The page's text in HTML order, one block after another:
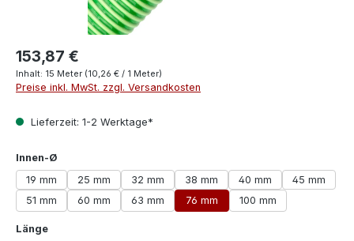
153,87 €
Inhalt: 15 Meter (10,26 € / 1 Meter)
Preise inkl. MwSt. zzgl. Versandkosten
Lieferzeit: 1-2 Werktage*
Innen-Ø
19 mm
25 mm 32 mm 38 mm 40 mm
45 mm
51 mm
60 mm 63 mm 76 mm 100 mm
Längeauswählen